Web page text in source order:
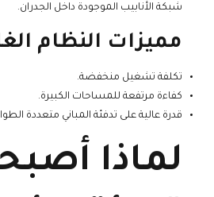
شبكة الأنابيب الموجودة داخل الجدران.
مميزات النظام
تكلفة تشغيل منخفضة.
كفاءة مرتفعة للمساحات الكبيرة.
قدرة عالية على تدفئة المباني متعددة
لماذا